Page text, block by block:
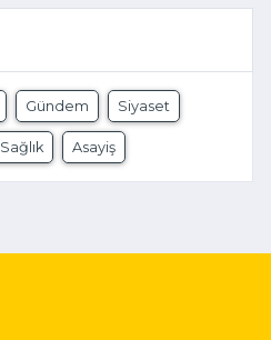
Gündem Siyaset
Sağlık Asayiş